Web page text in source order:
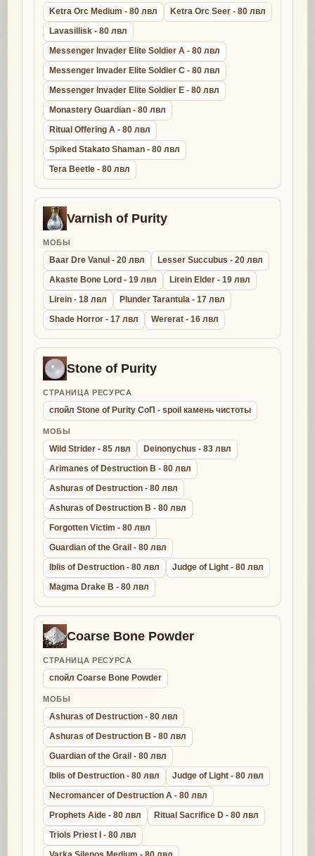
Ketra Orc Medium - 80 лвл
Ketra Orc Seer - 80 лвл
Lavasillisk - 80 лвл
Messenger Invader Elite Soldier A - 80 лвл
Messenger Invader Elite Soldier C - 80 лвл
Messenger Invader Elite Soldier E - 80 лвл
Monastery Guardian - 80 лвл
Ritual Offering A - 80 лвл
Spiked Stakato Shaman - 80 лвл
Tera Beetle - 80 лвл
Varnish of Purity
МОБЫ
Baar Dre Vanul - 20 лвл
Lesser Succubus - 20 лвл
Akaste Bone Lord - 19 лвл
Lirein Elder - 19 лвл
Lirein - 18 лвл
Plunder Tarantula - 17 лвл
Shade Horror - 17 лвл
Wererat - 16 лвл
Stone of Purity
СТРАНИЦА РЕСУРСА
спойл Stone of Purity СоП - spoil камень чистоты
МОБЫ
Wild Strider - 85 лвл
Deinonychus - 83 лвл
Arimanes of Destruction B - 80 лвл
Ashuras of Destruction - 80 лвл
Ashuras of Destruction B - 80 лвл
Forgotten Victim - 80 лвл
Guardian of the Grail - 80 лвл
Iblis of Destruction - 80 лвл
Judge of Light - 80 лвл
Magma Drake B - 80 лвл
Coarse Bone Powder
СТРАНИЦА РЕСУРСА
спойл Coarse Bone Powder
МОБЫ
Ashuras of Destruction - 80 лвл
Ashuras of Destruction B - 80 лвл
Guardian of the Grail - 80 лвл
Iblis of Destruction - 80 лвл
Judge of Light - 80 лвл
Necromancer of Destruction A - 80 лвл
Prophets Aide - 80 лвл
Ritual Sacrifice D - 80 лвл
Triols Priest I - 80 лвл